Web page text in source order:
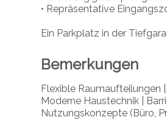
• Repräsentative
Ein Parkplatz in der
Bemerkungen
Flexible Raumaufteilungen
Moderne Haustechnik |
Nutzungskonzepte (Büro,